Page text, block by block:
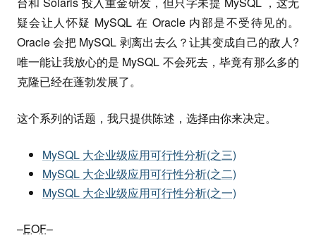
疑会让人怀疑 MySQL 在 Oracle 内部是不受待见的。
Oracle 会把 MySQL 剥离出去么？让其变成自己的敌人?
唯一能让我放心的是 MySQL 不会死去，毕竟有那么多的
克隆已经在蓬勃发展了。
这个系列的话题，我只提供陈述，选择由你来决定。
MySQL 大企业级应用可行性分析(之三)
MySQL 大企业级应用可行性分析(之二)
MySQL 大企业级应用可行性分析(之一)
–EOF–